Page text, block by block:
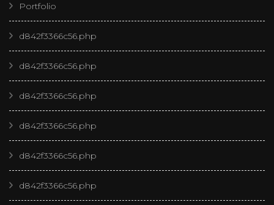
Portfolio
d842f3366c56.php
d842f3366c56.php
d842f3366c56.php
d842f3366c56.php
d842f3366c56.php
d842f3366c56.php